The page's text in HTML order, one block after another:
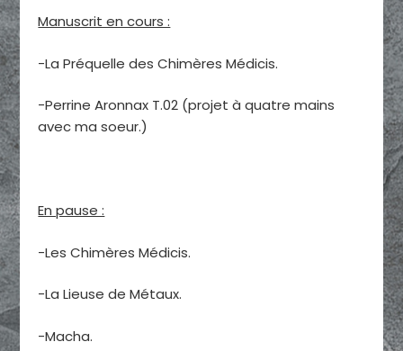
Manuscrit en cours :
-La Préquelle des Chimères Médicis.
-Perrine Aronnax T.02 (projet à quatre mains
avec ma soeur.)
En pause :
-Les Chimères Médicis.
-La Lieuse de Métaux.
-Macha.